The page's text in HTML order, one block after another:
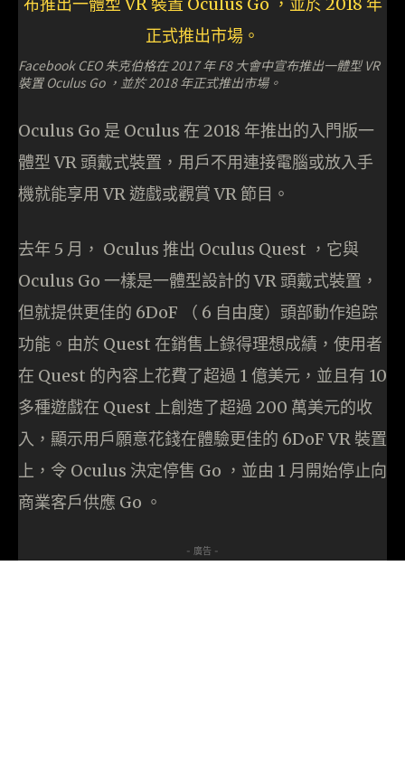
Facebook CEO 朱克伯格在 2017 年 F8 大會中宣布推出一體型 VR
裝置 Oculus Go ，並於 2018 年正式推出市場。
Oculus Go 是 Oculus 在 2018 年推出的入門版一
體型 VR 頭戴式裝置，用戶不用連接電腦或放入手
機就能享用 VR 遊戲或觀賞 VR 節目。
去年 5 月， Oculus 推出 Oculus Quest ，它與
Oculus Go 一樣是一體型設計的 VR 頭戴式裝置，
但就提供更佳的 6DoF （ 6 自由度）頭部動作追踪
功能。由於 Quest 在銷售上錄得理想成績，使用者
在 Quest 的內容上花費了超過 1 億美元，並且有 10
多種遊戲在 Quest 上創造了超過 200 萬美元的收
入，顯示用戶願意花錢在體驗更佳的 6DoF VR 裝置
上，令 Oculus 決定停售 Go ，並由 1 月開始停止向
商業客戶供應 Go 。
- 廣告 -